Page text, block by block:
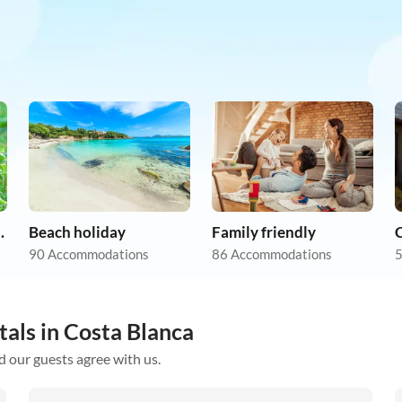
Beach holiday
90 Accommodations
Family friendly
86 Accommodations
in Costa Blanca
our guests agree with us.